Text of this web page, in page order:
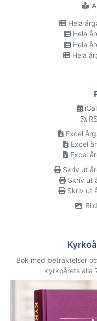
Hela
Hela
Hela
Hela
Excel
Excel
Excel
Skriv ut
Skriv ut
Skriv ut
Bok med betraktelser
kyrkoårets alla